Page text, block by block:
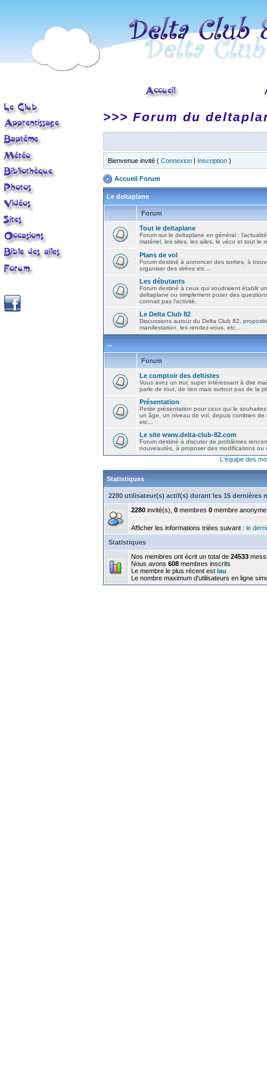
>>> Forum du
Bienvenue invité ( Connexion | Inscription )
Accueil Forum
Le deltaplane
Forum
Tout le deltaplane
Forum sur le deltaplane en général :
matériel, les sites, les ailes, le vécu et tout le
Plans de vol
Forum destiné à annoncer des sorties, à
organiser des virées etc...
Les débutants
Forum destiné à ceux qui voudraient établir
deltaplane ou simplement poser des
connait pas l'activité.
Le Delta Club 82
Discussions autour du Delta Club 82,
manifestation, les rendez-vous, etc...
...
Forum
Le comptoir des deltistes
Vous avez un truc super intéressant à dire
parle de tout, de rien mais surtout pas de la
Présentation
Petite présentation pour ceux qui le
un âge, un niveau de vol, depuis combien de
etc...
Le site www.delta-club-82.com
Forum destiné à discuter de problèmes
nouveautés, à proposer des modifications ou
L'équipe des
Statistiques
2280 utilisateur(s) actif(s) durant les 15 dernières
2280 invité(s), 0 membres 0 membre anonyme
Afficher les informations triées suivant : le
Statistiques
Nos membres ont écrit un total de 24533
Nous avons 608 membres inscrits
Le membre le plus récent est lau
Le nombre maximum d'utilisateurs en ligne